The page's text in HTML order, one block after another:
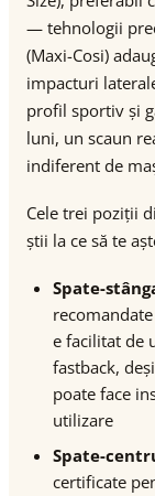
— tehnologii
(Maxi-Cosi)
impacturi
profil sportiv și
luni, un scaun
indiferent de
Cele trei poziții
știi la ce să te
Spate-
e facilitat de
fastback,
poate face
utilizare
Spate-
certificate